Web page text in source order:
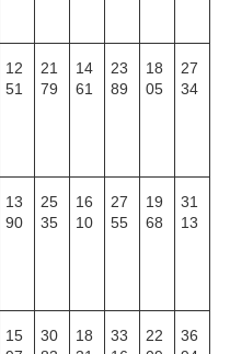
12
51
21
79
14
61
23
89
18
05
27
34
13
90
25
35
16
10
27
55
19
68
31
13
15
30
18
33
22
36